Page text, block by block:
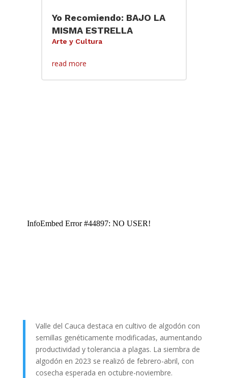
Yo Recomiendo: BAJO LA
MISMA ESTRELLA
Arte y Cultura
read more
Valle del Cauca destaca en cultivo de algodón con
semillas genéticamente modificadas, aumentando
productividad y tolerancia a plagas. La siembra de
algodón en 2023 se realizó de febrero-abril, con
cosecha esperada en octubre-noviembre.